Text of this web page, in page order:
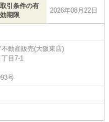
取引条件の有
効期限
2026年08月22日
動産販売(大阪東店)
目7-1
号